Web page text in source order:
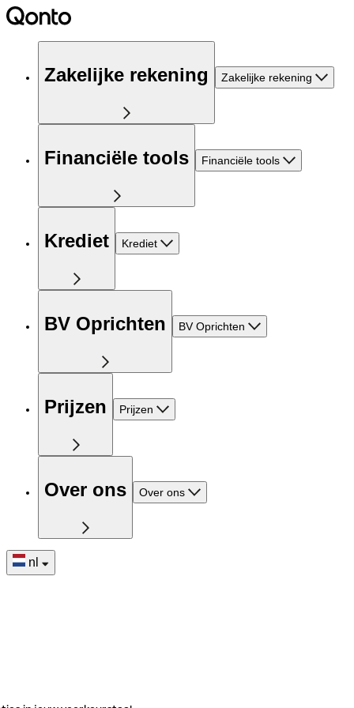
Zakelijke rekening Zakelijke rekening
Financiële tools Financiële tools
Krediet Krediet
BV Oprichten BV Oprichten
Prijzen Prijzen
Over ons Over ons
nl